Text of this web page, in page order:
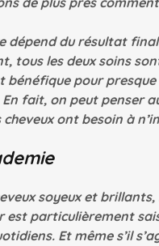
dépend du résultat
tous les deux soins
bénéfique pour
fait, on peut penser
ont besoin à
soyeux et
est particulièrement
Et même s’il